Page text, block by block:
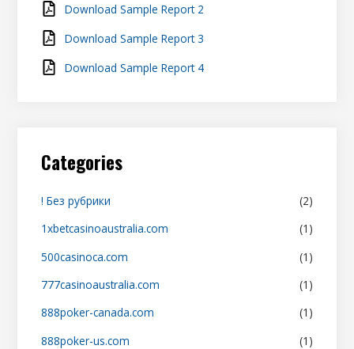
Download Sample Report 2
Download Sample Report 3
Download Sample Report 4
Categories
! Без рубрики
(2)
1xbetcasinoaustralia.com
(1)
500casinoca.com
(1)
777casinoaustralia.com
(1)
888poker-canada.com
(1)
888poker-us.com
(1)